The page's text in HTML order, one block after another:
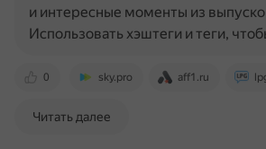
0 sky.pro aff1.ru
и интересные моменты из
Использовать хэштеги и теги,
Читать далее